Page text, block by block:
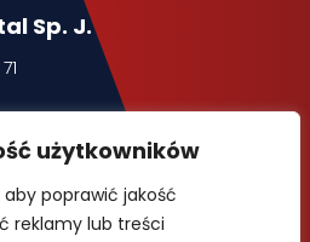
użytkowników
poprawić jakość
reklamy lub treści
Sp. J.